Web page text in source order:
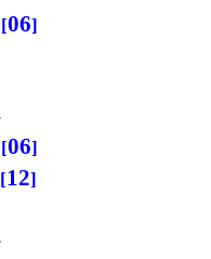
06
06
12